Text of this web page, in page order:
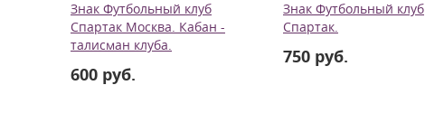
Знак Футбольный клуб
Спартак Москва. Кабан -
талисман клуба.
600 руб.
Знак Футбольный клуб
Спартак.
750 руб.